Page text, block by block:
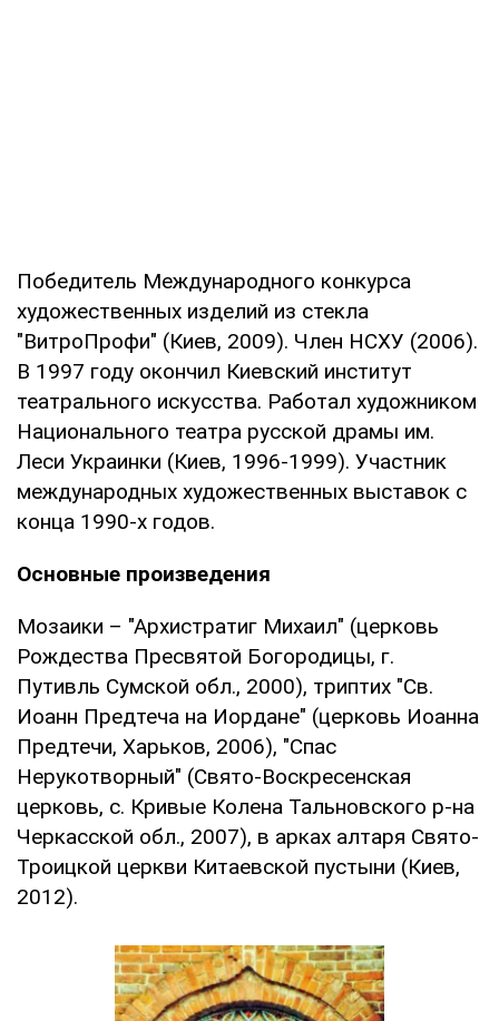
Победитель Международного конкурса
художественных изделий из стекла
"ВитроПрофи" (Киев, 2009). Член НСХУ (2006).
В 1997 году окончил Киевский институт
театрального искусства. Работал художником
Национального театра русской драмы им.
Леси Украинки (Киев, 1996-1999). Участник
международных художественных выставок с
конца 1990-х годов.
Основные произведения
Мозаики – "Архистратиг Михаил" (церковь
Рождества Пресвятой Богородицы, г.
Путивль Сумской обл., 2000), триптих "Св.
Иоанн Предтеча на Иордане" (церковь Иоанна
Предтечи, Харьков, 2006), "Спас
Нерукотворный" (Свято-Воскресенская
церковь, с. Кривые Колена Тальновского р-на
Черкасской обл., 2007), в арках алтаря Свято-
Троицкой церкви Китаевской пустыни (Киев,
2012).